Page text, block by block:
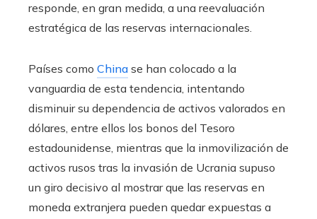
responde, en gran medida, a una reevaluación
estratégica de las reservas internacionales.
Países como China se han colocado a la
vanguardia de esta tendencia, intentando
disminuir su dependencia de activos valorados en
dólares, entre ellos los bonos del Tesoro
estadounidense, mientras que la inmovilización de
activos rusos tras la invasión de Ucrania supuso
un giro decisivo al mostrar que las reservas en
moneda extranjera pueden quedar expuestas a